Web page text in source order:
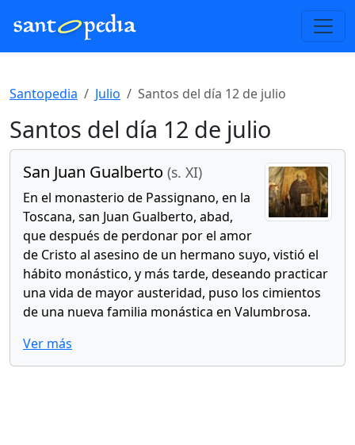
Santopedia Julio Santos del día 12 de julio
Santos del día 12 de julio
San Juan Gualberto (s. XI)
En el monasterio de Passignano, en la
Toscana, san Juan Gualberto, abad,
que después de perdonar por el amor
de Cristo al asesino de un hermano suyo, vistió el
hábito monástico, y más tarde, deseando practicar
una vida de mayor austeridad, puso los cimientos
de una nueva familia monástica en Valumbrosa.
Ver más